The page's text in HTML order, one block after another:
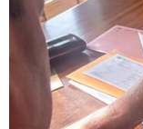
Nhà hàng